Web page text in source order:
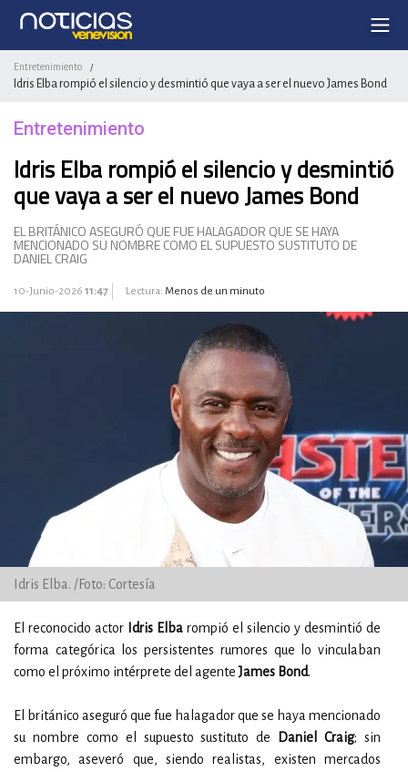
Entretenimiento /
Idris Elba rompió el silencio y desmintió que vaya a ser el nuevo James Bond
Entretenimiento
Idris Elba rompió el silencio y desmintió
que vaya a ser el nuevo James Bond
EL BRITÁNICO ASEGURÓ QUE FUE HALAGADOR QUE SE HAYA
MENCIONADO SU NOMBRE COMO EL SUPUESTO SUSTITUTO DE
DANIEL CRAIG
10-Junio-2026 11:47 Lectura: Menos de un minuto
Idris Elba. /Foto: Cortesía
El reconocido actor Idris Elba rompió el silencio y desmintió de
forma categórica los persistentes rumores que lo vinculaban
como el próximo intérprete del agenteJames Bond.
El británico aseguró que fue halagador que se haya mencionado
su nombre como el supuesto sustituto de
Daniel Craig; sin
embargo, aseveró que, siendo realistas, existen mercados